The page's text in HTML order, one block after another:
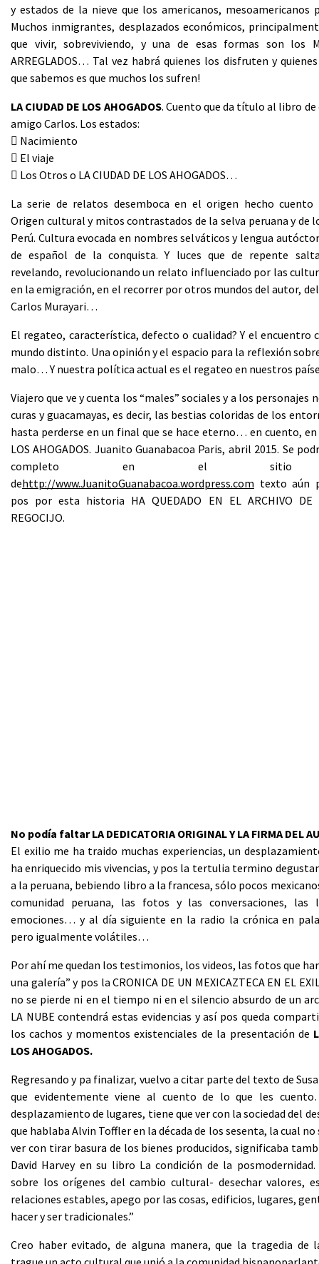
y estados de la nieve que los americanos, mesoamericanos
Muchos inmigrantes, desplazados económicos,
que vivir, sobreviviendo, y una de esas formas son los
ARREGLADOS… Tal vez habrá quienes los disfruten y
que sabemos es que muchos los sufren!
LA CIUDAD DE LOS AHOGADOS. Cuento que da título al libro
amigo Carlos. Los estados:
 Nacimiento
 El viaje
 Los Otros o LA CIUDAD DE LOS AHOGADOS…
La serie de relatos desemboca en el origen hecho cuento
Origen cultural y mitos contrastados de la selva peruana y de
Perú. Cultura evocada en nombres selváticos y lengua
de español de la conquista. Y luces que de repente
revelando, revolucionando un relato influenciado por las
en la emigración, en el recorrer por otros mundos del autor,
Carlos Murayari…
El regateo, característica, defecto o cualidad? Y el encuentro
mundo distinto. Una opinión y el espacio para la reflexión
malo… Y nuestra política actual es el regateo en nuestros
Viajero que ve y cuenta los “males” sociales y a los personajes
curas y guacamayas, es decir, las bestias coloridas de los
hasta perderse en un final que se hace eterno… en cuento, en
LOS AHOGADOS. Juanito Guanabacoa Paris, abril 2015. Se
completo en el sitio
dehttp://www.JuanitoGuanabacoa.wordpress.com texto aún
pos por esta historia HA QUEDADO EN EL ARCHIVO DE
REGOCIJO.
No podía faltar LA DEDICATORIA ORIGINAL Y LA FIRMA DEL
El exilio me ha traido muchas experiencias, un
ha enriquecido mis vivencias, y pos la tertulia termino
a la peruana, bebiendo libro a la francesa, sólo pocos
comunidad peruana, las fotos y las conversaciones, las
emociones… y al día siguiente en la radio la crónica en
pero igualmente volátiles…
Por ahí me quedan los testimonios, los videos, las fotos que
una galería” y pos la CRONICA DE UN MEXICAZTECA EN EL
no se pierde ni en el tiempo ni en el silencio absurdo de un
LA NUBE contendrá estas evidencias y así pos queda
los cachos y momentos existenciales de la presentación de
LOS AHOGADOS.
Regresando y pa finalizar, vuelvo a citar parte del texto de
que evidentemente viene al cuento de lo que les
desplazamiento de lugares, tiene que ver con la sociedad del
que hablaba Alvin Toffler en la década de los sesenta, la cual
ver con tirar basura de los bienes producidos, significaba
David Harvey en su libro La condición de la
sobre los orígenes del cambio cultural- desechar valores,
relaciones estables, apego por las cosas, edificios, lugares,
hacer y ser tradicionales.”
Creo haber evitado, de alguna manera, que la tragedia de